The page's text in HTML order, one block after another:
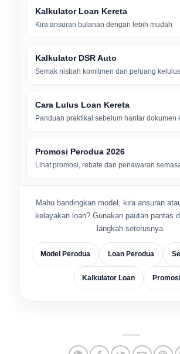
Kalkulator Loan Kereta
Kira ansuran bulanan dengan lebih mudah
Kalkulator DSR Auto
Semak nisbah komitmen dan peluang
Cara Lulus Loan Kereta
Panduan praktikal sebelum hantar dokumen
Promosi Perodua 2026
Lihat promosi, rebate dan penawaran
Mahu bandingkan model, kira ansuran
kelayakan loan? Gunakan pautan pantas
langkah seterusnya.
Model Perodua Loan Perodua
Kalkulator Loan Promosi